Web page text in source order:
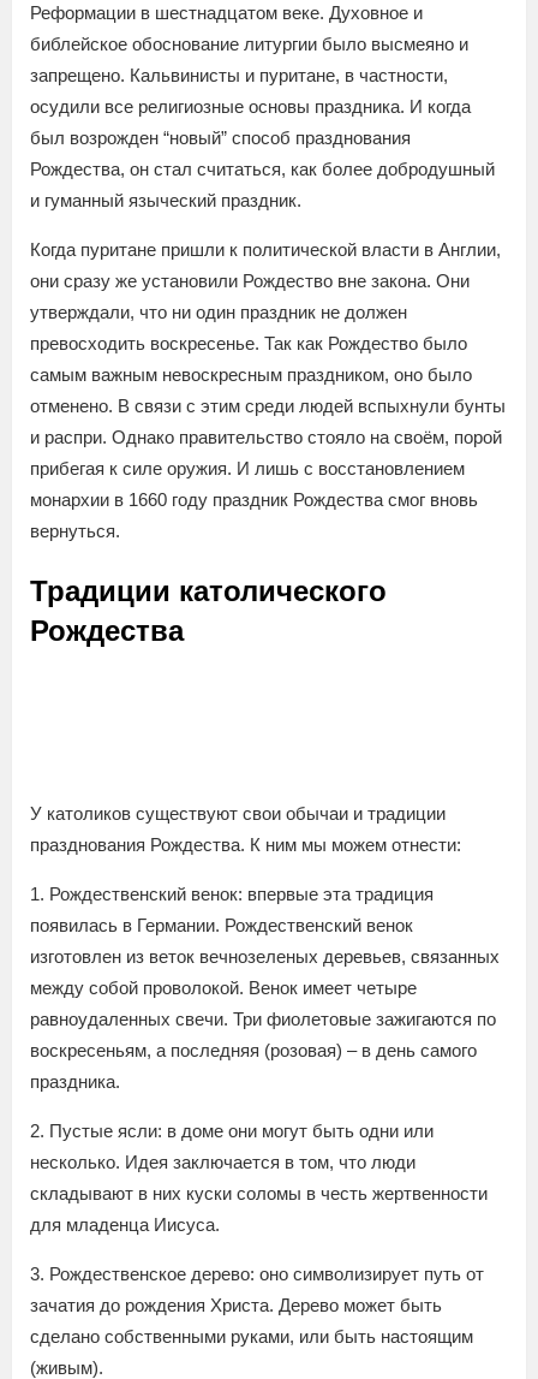
Реформации в шестнадцатом веке. Духовное и
библейское обоснование литургии было высмеяно и
запрещено. Кальвинисты и пуритане, в частности,
осудили все религиозные основы праздника. И когда
был возрожден “новый” способ празднования
Рождества, он стал считаться, как более добродушный
и гуманный языческий праздник.
Когда пуритане пришли к политической власти в Англии,
они сразу же установили Рождество вне закона. Они
утверждали, что ни один праздник не должен
превосходить воскресенье. Так как Рождество было
самым важным невоскресным праздником, оно было
отменено. В связи с этим среди людей вспыхнули бунты
и распри. Однако правительство стояло на своём, порой
прибегая к силе оружия. И лишь с восстановлением
монархии в 1660 году праздник Рождества смог вновь
вернуться.
Традиции католического
Рождества
У католиков существуют свои обычаи и традиции
празднования Рождества. К ним мы можем отнести:
1. Рождественский венок: впервые эта традиция
появилась в Германии. Рождественский венок
изготовлен из веток вечнозеленых деревьев, связанных
между собой проволокой. Венок имеет четыре
равноудаленных свечи. Три фиолетовые зажигаются по
воскресеньям, а последняя (розовая) – в день самого
праздника.
2. Пустые ясли: в доме они могут быть одни или
несколько. Идея заключается в том, что люди
складывают в них куски соломы в честь жертвенности
для младенца Иисуса.
3. Рождественское дерево: оно символизирует путь от
зачатия до рождения Христа. Дерево может быть
сделано собственными руками, или быть настоящим
(живым).